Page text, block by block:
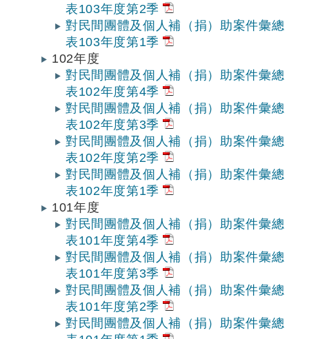
表103年度第2季
對民間團體及個人補（捐）助案件彙總
表103年度第1季
102年度
對民間團體及個人補（捐）助案件彙總
表102年度第4季
對民間團體及個人補（捐）助案件彙總
表102年度第3季
對民間團體及個人補（捐）助案件彙總
表102年度第2季
對民間團體及個人補（捐）助案件彙總
表102年度第1季
101年度
對民間團體及個人補（捐）助案件彙總
表101年度第4季
對民間團體及個人補（捐）助案件彙總
表101年度第3季
對民間團體及個人補（捐）助案件彙總
表101年度第2季
對民間團體及個人補（捐）助案件彙總